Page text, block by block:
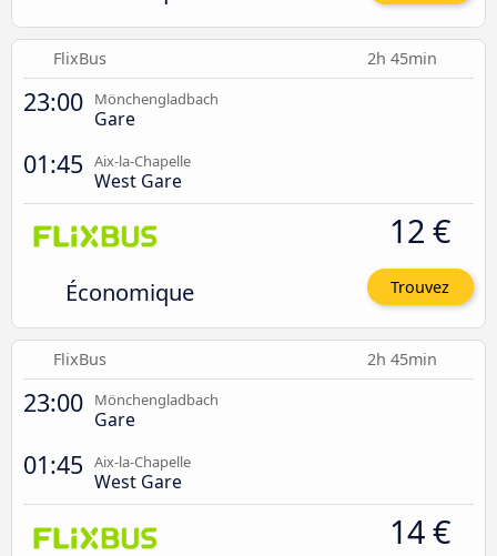
FlixBus 2h 45min
23:00 Mönchengladbach
Gare
01:45 Aix-la-Chapelle
West Gare
Économique
12 €
Trouvez
FlixBus 2h 45min
23:00 Mönchengladbach
Gare
01:45 Aix-la-Chapelle
West Gare
14 €